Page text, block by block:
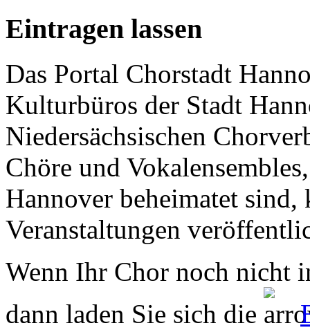
Eintragen lassen
Das Portal Chorstadt
Kulturbüros der Stadt
Niedersächsischen
Chöre und
Hannover beheimatet sind,
Veranstaltungen
Wenn Ihr Chor noch nicht
dann laden Sie sich die